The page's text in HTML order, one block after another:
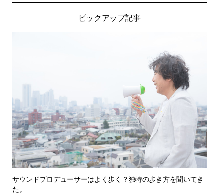
ピックアップ記事
サウンドプロデューサーはよく歩く？独特の歩き方を聞いてき
た。